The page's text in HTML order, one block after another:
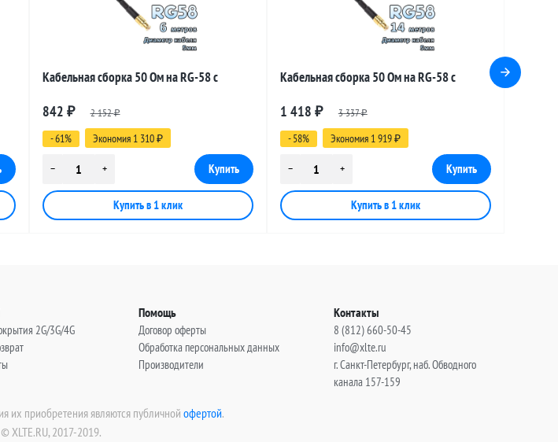
Кабельная сборка 50 Ом на RG-58 с
метров
842 ₽ 2 152₽
- 61% Экономия 1 310 ₽
Кабельная сборка 50 Ом на RG-58 с
метров
1 418 ₽ 3 337₽
- 58% Экономия 1 919 ₽
2G/3G/4G
Помощь
Договор оферты
Обработка персональных данных
Производители
Контакты
8 (812) 660-50-45
info@xlte.ru
г. Санкт-Петербург, наб. Обводного
канала 157-159
их приобретения являются публичной офертой.
XLTE.RU, 2017-2019.